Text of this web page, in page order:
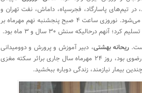
تیم‌های پاسارگاد، فجرسپاه، داماش، نفت تهران و
پرسپولیس بازی کرد و ۹ بازی ملی هم در کارنامه‌ ورزشی‌اش دیده می‌شود. نوروزی ساعت ۴ صبح پنجشنبه نهم مهرماه بر
درحالیکه سنش ۳۰ سال و ۳ ماه بود.
ریحانه بهشتی، دبیر آموزش و پرورش و دوومیدانی‌
کار ۲۷ ساله که یکی از ورزشکاران و قهرمانان دوومیدانی خراسان رضوی بود، روز ۲۴ مهرماه سال جاری براثر سکته مغزی
بیمار نیازمند، زندگی دوباره ببخشید.